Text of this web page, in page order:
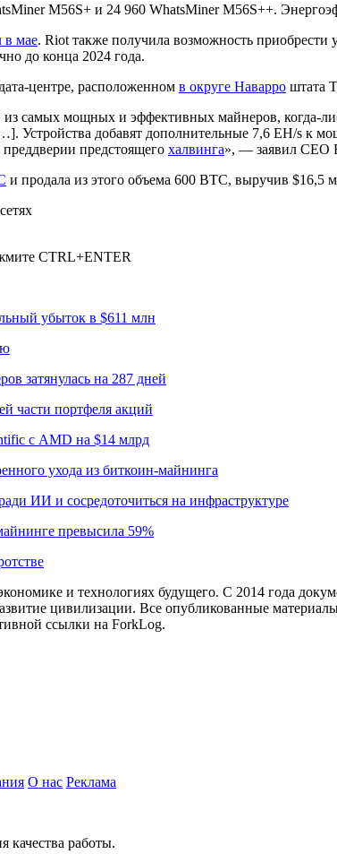
М56S+ и 24 960 WhatsMiner M56S++.
в мае. Riot также получила возможность
до конца 2024 года.
центре, расположенном в округе Наварро штата
самых мощных и эффективных майнеров, когда-
Устройства добавят дополнительные 7,6 EH/s к
предстоящего халвинга», — заявил CEO
и продала из этого объема 600 BTC, выручив $16,5
CTRL+ENTER
убыток в $611 млн
затянулась на 287 дней
части портфеля акций
с AMD на $14 млрд
ухода из биткоин-майнинга
ИИ и сосредоточиться на инфраструктуре
превысила 59%
и технологиях будущего. С 2014 года
цивилизации. Все опубликованные
ссылки на ForkLog.
О нас Реклама
работы.